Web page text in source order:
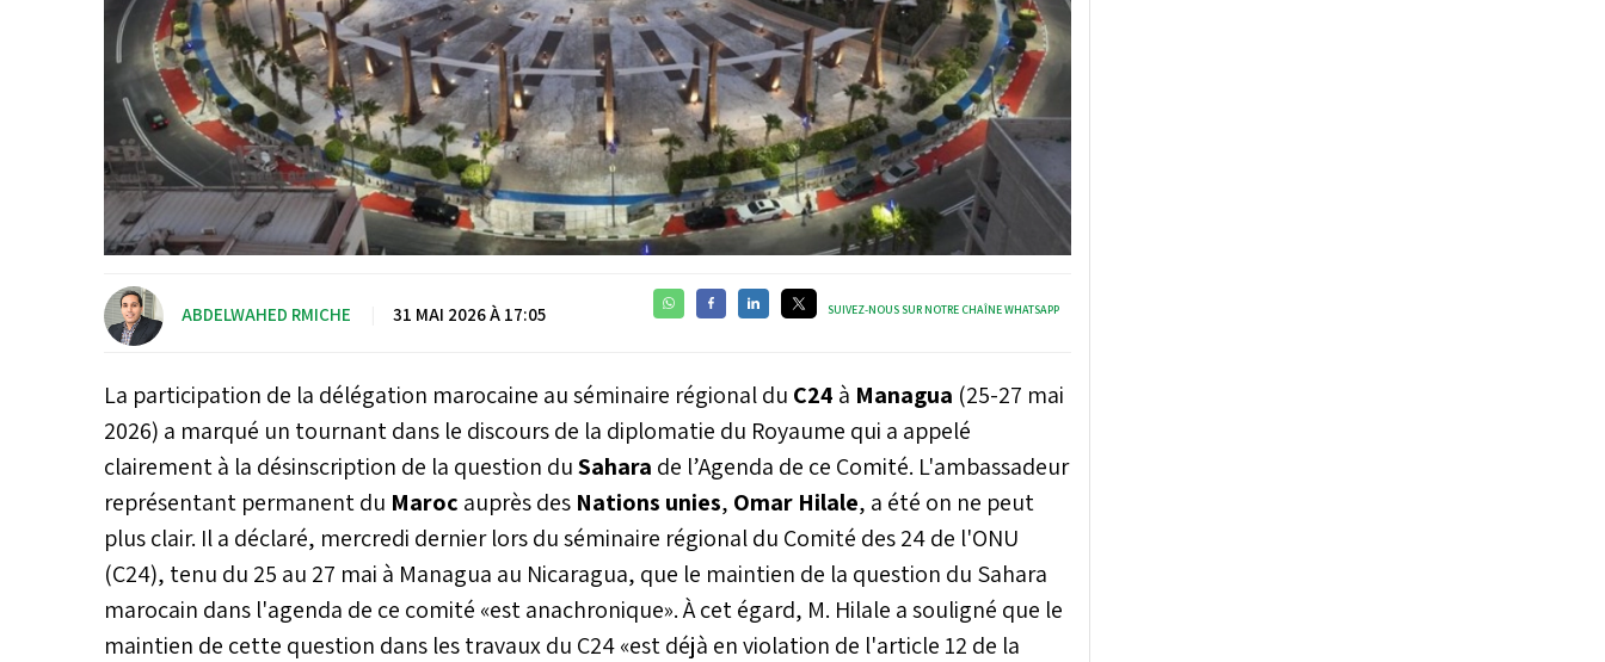
ABDELWAHED RMICHE 31 MAI 2026 À 17:05 SUIVEZ-NOUS SUR NOTRE CHAÎNE WHATSAPP
La participation de la délégation marocaine au séminaire régional du C24 à Managua (25-27 mai
2026) a marqué un tournant dans le discours de la diplomatie du Royaume qui a appelé
clairement à la désinscription de la question duSahara de l’Agenda de ce Comité. L'ambassadeur
représentant permanent du Maroc auprès des Nations unies, Omar Hilale, a été on ne peut
plus clair. Il a déclaré, mercredi dernier lors du séminaire régional du Comité des 24 de l'ONU
(C24), tenu du 25 au 27 mai à Managua au Nicaragua, que le maintien de la question du Sahara
marocain dans l'agenda de ce comité «est anachronique». À cet égard, M. Hilale a souligné que le
maintien de cette question dans les travaux du C24 «est déjà en violation de l'article 12 de la